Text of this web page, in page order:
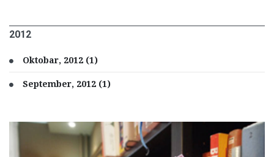
2012
Oktobar, 2012 (1)
September, 2012 (1)